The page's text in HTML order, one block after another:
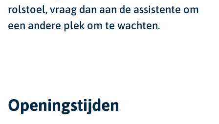
rolstoel, vraag dan aan de assistente om
een andere plek om te wachten.
Openingstijden